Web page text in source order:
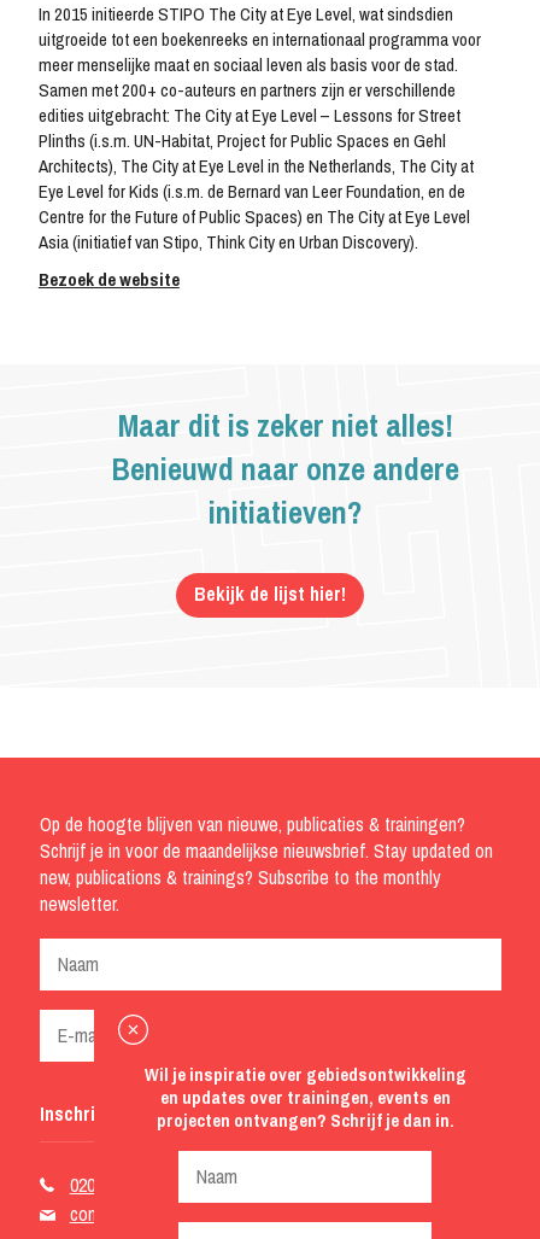
Wil je inspiratie over gebiedsontwikkeling
en updates over trainingen, events en
projecten ontvangen? Schrijf je dan in.
NL ENIT EL
Bank: IBAN NL 59 INGB 0006853075
BTW-nr: NL857161313B01
Kamer van Koophandel: 67752209
In 2015 initieerde STIPO The City at Eye Level, wat sindsdien
uitgroeide tot een boekenreeks en internationaal programma voor
meer menselijke maat en sociaal leven als basis voor de stad.
Samen met 200+ co-auteurs en partners zijn er verschillende
edities uitgebracht: The City at Eye Level – Lessons for Street
Plinths (i.s.m. UN-Habitat, Project for Public Spaces en Gehl
Architects), The City at Eye Level in the Netherlands, The City at
Eye Level for Kids (i.s.m. de Bernard van Leer Foundation, en de
Centre for the Future of Public Spaces) en The City at Eye Level
Asia (initiatief van Stipo, Think City en Urban Discovery).
Bezoek de website
Maar dit is zeker niet alles!
Benieuwd naar onze andere
initiatieven?
Bekijk de lijst hier!
Op de hoogte blijven van nieuwe, publicaties & trainingen?
Schrijf je in voor de maandelijkse nieuwsbrief. Stay updated on
new, publications & trainings? Subscribe to the monthly
newsletter.
Inschrijven
020 2265105
contact@stipo.nl